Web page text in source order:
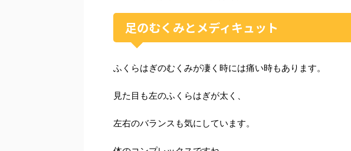
足のむくみとメディキュット
ふくらはぎのむくみが凄く時には痛い時もあります。
見た目も左のふくらはぎが太く、
左右のバランスも気にしています。